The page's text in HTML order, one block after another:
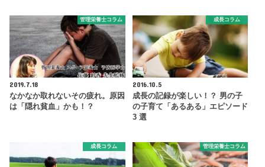
管理栄養士コラム
2019.7.18
なかなか取れないその疲れ。原因
は「隠れ貧血」かも！？
成長コラム
2016.10.5
成長の記録が楽しい！？ 男の子
の子育て「あるある」エピソード
3 選
成長コラム 管理栄養士コラム